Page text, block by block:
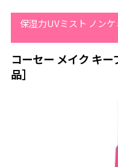
保湿力UVミスト ノン
コーセー メイク キ
品］